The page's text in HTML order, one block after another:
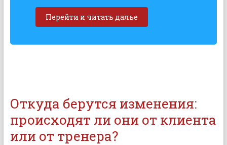
Перейти и читать далье
Откуда берутся изменения:
происходят ли они от клиента
или от тренера?